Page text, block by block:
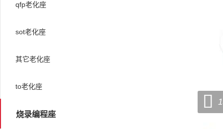
qfp老化座
sot老化座
其它老化座
to老化座
烧录编程座
